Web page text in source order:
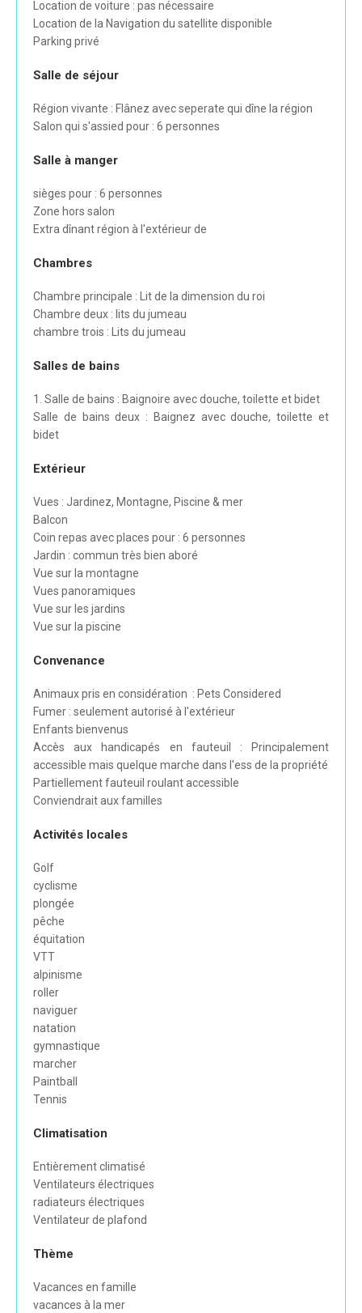
Location de voiture : pas nécessaire
Location de la Navigation du satellite disponible
Parking privé
Salle de séjour
Région vivante : Flânez avec seperate qui dîne la région
Salon qui s'assied pour : 6 personnes
Salle à manger
sièges pour : 6 personnes
Zone hors salon
Extra dînant région à l'extérieur de
Chambres
Chambre principale : Lit de la dimension du roi
Chambre deux : lits du jumeau
chambre trois : Lits du jumeau
Salles de bains
1. Salle de bains : Baignoire avec douche, toilette et bidet
Salle de bains deux : Baignez avec douche, toilette et
bidet
Extérieur
Vues : Jardinez, Montagne, Piscine & mer
Balcon
Coin repas avec places pour : 6 personnes
Jardin : commun très bien aboré
Vue sur la montagne
Vues panoramiques
Vue sur les jardins
Vue sur la piscine
Convenance
Animaux pris en considération : Pets Considered
Fumer : seulement autorisé à l'extérieur
Enfants bienvenus
Accès aux handicapés en fauteuil : Principalement
accessible mais quelque marche dans l'ess de la propriété
Partiellement fauteuil roulant accessible
Conviendrait aux familles
Activités locales
Golf
cyclisme
plongée
pêche
équitation
VTT
alpinisme
roller
naviguer
natation
gymnastique
marcher
Paintball
Tennis
Climatisation
Entièrement climatisé
Ventilateurs électriques
radiateurs électriques
Ventilateur de plafond
Thème
Vacances en famille
vacances à la mer